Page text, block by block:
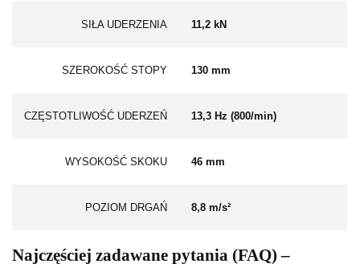
SIŁA UDERZENIA 11,2 kN
SZEROKOŚĆ STOPY 130 mm
CZĘSTOTLIWOŚĆ UDERZEŃ 13,3 Hz (800/min)
WYSOKOŚĆ SKOKU 46 mm
POZIOM DRGAŃ 8,8 m/s²
Najczęściej zadawane pytania (FAQ) –